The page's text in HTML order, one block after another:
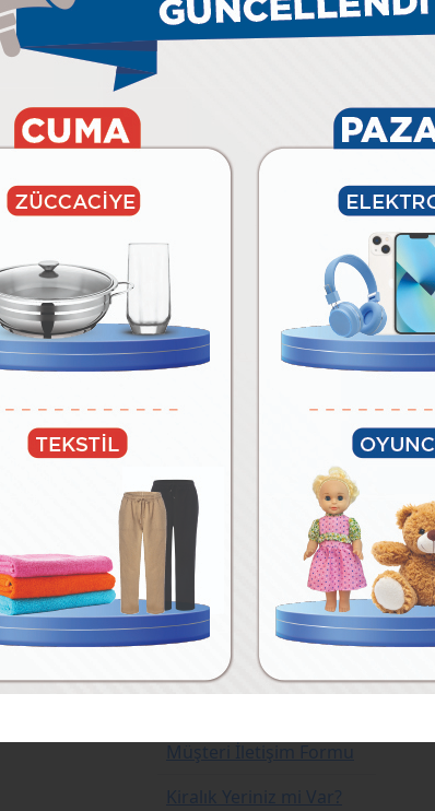
Afişler
29 Temmuz Çarşamba
28 Temmuz Salı
02 Ağustos Pazar
05 Ağustos Çarşamba
04 Ağustos Salı
12 Ağustos Çarşamba
11 Ağustos Salı
Tarifler
Mağazalar
Müşteri İletişim Formu
Kiralık Yeriniz mi Var?